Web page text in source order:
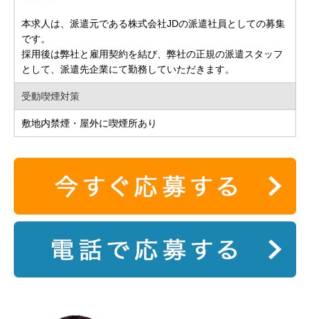
本求人は、派遣元である株式会社JDの派遣社員としての募集
です。
採用後は弊社と雇用契約を結び、弊社の正規の派遣スタッフ
として、派遣先企業にて勤務していただきます。
受動喫煙対策
敷地内禁煙・屋外に喫煙所あり